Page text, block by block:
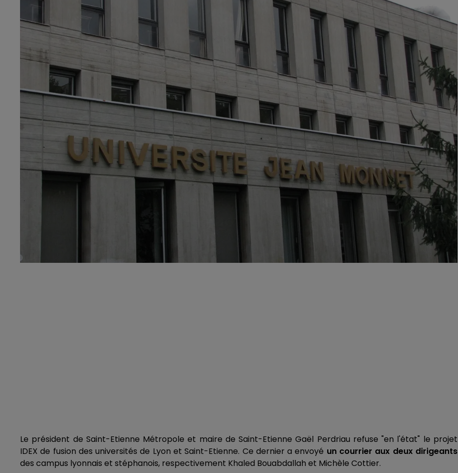
Le président de Saint-Etienne Métropole et maire de Saint-Etienne Gaël Perdriau refuse "en l'état" le projet
IDEX de fusion des universités de Lyon et Saint-Etienne. Ce dernier a envoyé un courrier aux deux dirigeants
des campus lyonnais et stéphanois, respectivement Khaled Bouabdallah et Michèle Cottier.